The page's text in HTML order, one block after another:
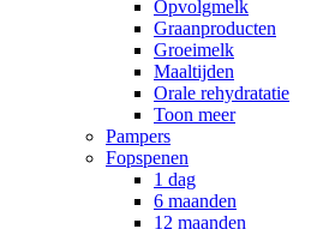
Opvolgmelk
Graanproducten
Groeimelk
Maaltijden
Orale rehydratatie
Toon meer
Pampers
Fopspenen
1 dag
6 maanden
12 maanden